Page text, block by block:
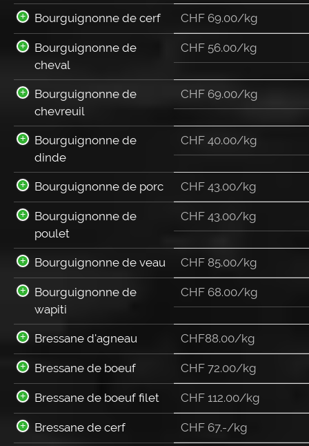
Bourguignonne de cerf CHF 69.00/kg
Bourguignonne de
cheval
CHF 56.00/kg
Bourguignonne de
chevreuil
CHF 69.00/kg
Bourguignonne de
dinde
CHF 40.00/kg
Bourguignonne de porc CHF 43.00/kg
Bourguignonne de
poulet
CHF 43.00/kg
Bourguignonne de veau CHF 85.00/kg
Bourguignonne de
wapiti
CHF 68.00/kg
Bressane d'agneau CHF88.00/kg
Bressane de boeuf CHF 72.00/kg
Bressane de boeuf filet CHF 112.00/kg
Bressane de cerf CHF 67.-/kg